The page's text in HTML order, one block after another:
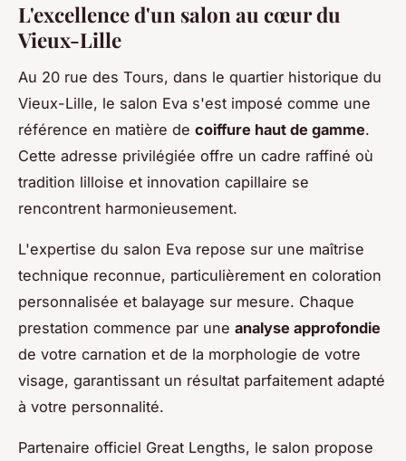
L'excellence d'un salon au cœur du
Vieux-Lille
Au 20 rue des Tours, dans le quartier historique du
Vieux-Lille, le salon Eva s'est imposé comme une
référence en matière de coiffure haut de gamme.
Cette adresse privilégiée offre un cadre raffiné où
tradition lilloise et innovation capillaire se
rencontrent harmonieusement.
L'expertise du salon Eva repose sur une maîtrise
technique reconnue, particulièrement en coloration
personnalisée et balayage sur mesure. Chaque
prestation commence par une analyse approfondie
de votre carnation et de la morphologie de votre
visage, garantissant un résultat parfaitement adapté
à votre personnalité.
Partenaire officiel Great Lengths, le salon propose